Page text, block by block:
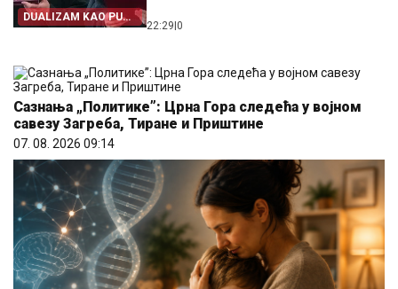
DUALIZAM KAO PUT
IZ SRPSTVA
22:29 0
Сазнања „Политике”: Црна Гора следећа у војном
савезу Загреба, Тиране и Приштине
07. 08. 2026 09:14